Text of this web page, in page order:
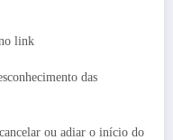
link
das
ou adiar o início do